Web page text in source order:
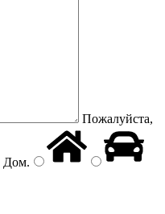
Пожалуйста,
Дом.